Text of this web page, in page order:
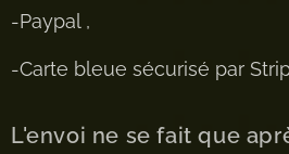
-Paypal ,
-Carte bleue sécurisé par
L'envoi ne se fait que